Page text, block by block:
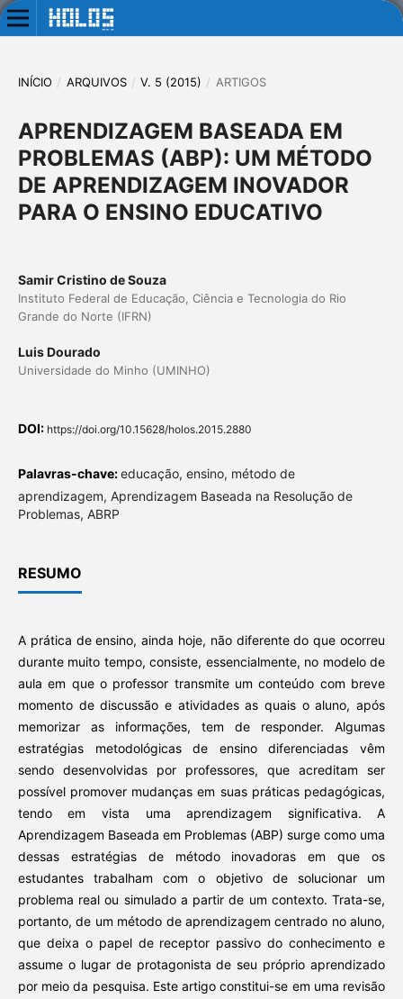
INÍCIO / ARQUIVOS / V. 5 (2015) / ARTIGOS
APRENDIZAGEM BASEADA EM
PROBLEMAS (ABP): UM MÉTODO
DE APRENDIZAGEM INOVADOR
PARA O ENSINO EDUCATIVO
Samir Cristino de Souza
Instituto Federal de Educação, Ciência e Tecnologia do Rio
Grande do Norte (IFRN)
Luis Dourado
Universidade do Minho (UMINHO)
DOI: https://doi.org/10.15628/holos.2015.2880
Palavras-chave:educação, ensino, método de
aprendizagem, Aprendizagem Baseada na Resolução de
Problemas, ABRP
RESUMO
A prática de ensino, ainda hoje, não diferente do que ocorreu
durante muito tempo, consiste, essencialmente, no modelo de
aula em que o professor transmite um conteúdo com breve
momento de discussão e atividades as quais o aluno, após
memorizar as informações, tem de responder. Algumas
estratégias metodológicas de ensino diferenciadas vêm
sendo desenvolvidas por professores, que acreditam ser
possível promover mudanças em suas práticas pedagógicas,
tendo em vista uma aprendizagem significativa. A
Aprendizagem Baseada em Problemas (ABP) surge como uma
dessas estratégias de método inovadoras em que os
estudantes trabalham com o objetivo de solucionar um
problema real ou simulado a partir de um contexto. Trata-se,
portanto, de um método de aprendizagem centrado no aluno,
que deixa o papel de receptor passivo do conhecimento e
assume o lugar de protagonista de seu próprio aprendizado
por meio da pesquisa. Este artigo constitui-se em uma revisão